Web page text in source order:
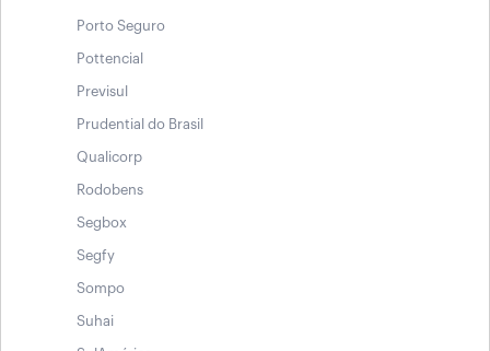
Porto Seguro
Pottencial
Previsul
Prudential do Brasil
Qualicorp
Rodobens
Segbox
Segfy
Sompo
Suhai